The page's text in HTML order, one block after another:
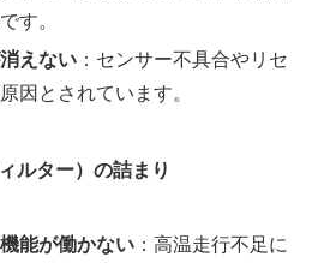
す。
えない ：センサー不具合やリセ
因とされています。
ルター）の詰まり
能が働かない ：高温走行不足に